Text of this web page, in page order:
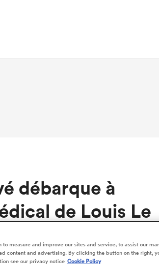
débarque à
de Louis Le
Published: 30 Septembre 2025 07:11 PDT
measure and improve our sites and service, to assist our
content and advertising. By clicking the button on the right,
see our privacy notice Cookie Policy